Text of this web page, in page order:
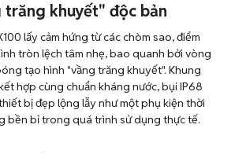
trăng khuyết" độc bản
lấy cảm hứng từ các chòm sao, điểm
tròn lệch tâm nhẹ, bao quanh bởi vòng
tạo hình "vầng trăng khuyết". Khung
hợp cùng chuẩn kháng nước, bụi IP68
bị đẹp lộng lẫy như một phụ kiện thời
bền bỉ trong quá trình sử dụng thực tế.